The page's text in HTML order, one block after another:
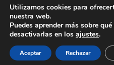
Aviso legal|
Cookies|Política de
Utilizamos cookies para
nuestra web.
Puedes aprender más sobre
desactivarlas en los ajustes.
Aceptar Rechazar